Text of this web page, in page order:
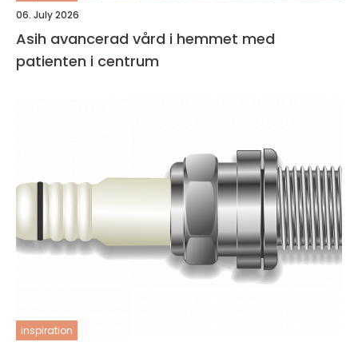
06. July 2026
Asih avancerad vård i hemmet med
patienten i centrum
inspiration